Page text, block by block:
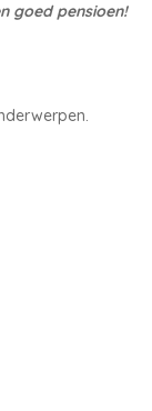
goed pensioen!